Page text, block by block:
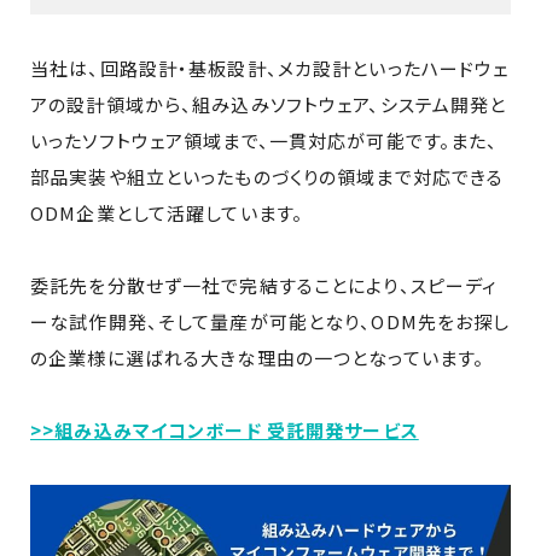
当社は、回路設計・基板設計、メカ設計といったハードウェ
アの設計領域から、組み込みソフトウェア、システム開発と
いったソフトウェア領域まで、一貫対応が可能です。また、
部品実装や組立といったものづくりの領域まで対応できる
ODM企業として活躍しています。
委託先を分散せず一社で完結することにより、スピーディ
ーな試作開発、そして量産が可能となり、ODM先をお探し
の企業様に選ばれる大きな理由の一つとなっています。
>>組み込みマイコンボード 受託開発サービス